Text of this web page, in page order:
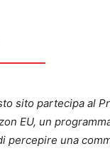
sito partecipa al
EU, un
percepire una